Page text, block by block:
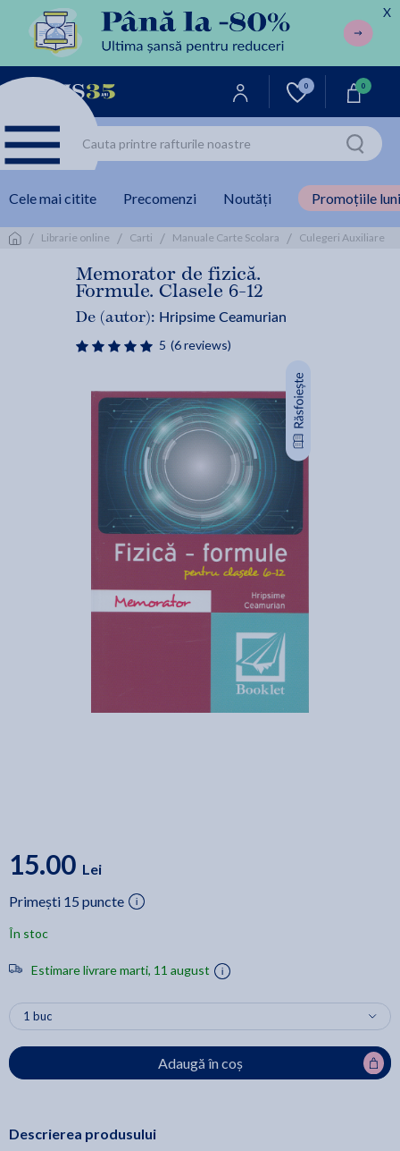
X
0 0
Cele mai citite Precomenzi Noutăți Promoțiile
/ Librarie online / Carti / Manuale Carte Scolara / Culegeri Auxiliare
Memorator de fizică.
Formule. Clasele 6-12
De (autor): Hripsime Ceamurian
5 (6 reviews)
15.00 Lei
Primești 15 puncte
În stoc
Estimare livrare marti, 11 august
Adaugă în coș
Descrierea produsului